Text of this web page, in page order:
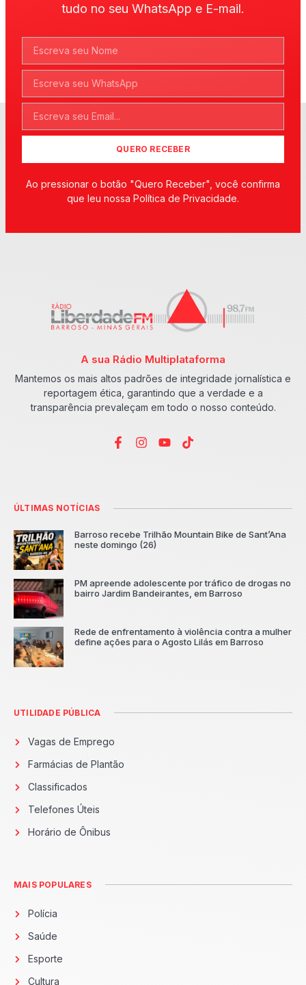
tudo no seu WhatsApp e E-mail.
QUERO RECEBER
Ao pressionar o botão "Quero Receber", você confirma
que leu nossa Política de Privacidade.
A sua Rádio Multiplataforma
Mantemos os mais altos padrões de integridade jornalística e
reportagem ética, garantindo que a verdade e a
transparência prevaleçam em todo o nosso conteúdo.
ÚLTIMAS NOTÍCIAS
Barroso recebe Trilhão Mountain Bike de Sant’Ana
neste domingo (26)
PM apreende adolescente por tráfico de drogas no
bairro Jardim Bandeirantes, em Barroso
Rede de enfrentamento à violência contra a mulher
define ações para o Agosto Lilás em Barroso
UTILIDADE PÚBLICA
Vagas de Emprego
Farmácias de Plantão
Classificados
Telefones Úteis
Horário de Ônibus
MAIS POPULARES
Polícia
Saúde
Esporte
Cultura